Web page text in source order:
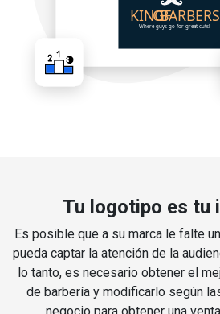
Tu logotipo es tu
Es posible que a su marca le falte
pueda captar la atención de la
lo tanto, es necesario obtener el
de barbería y modificarlo según